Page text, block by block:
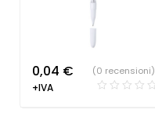
0,04 €
+IVA
(0 recensioni)